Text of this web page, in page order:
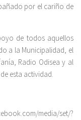
por el cariño de
de todos aquellos
a la Municipalidad, el
Radio Odisea y al
esta actividad.
media/set/?